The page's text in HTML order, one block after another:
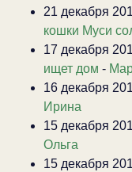
21 декабря
кошки Муси
17 декабря
ищет дом -
16 декабря
Ирина
15 декабря
Ольга
15 декабря